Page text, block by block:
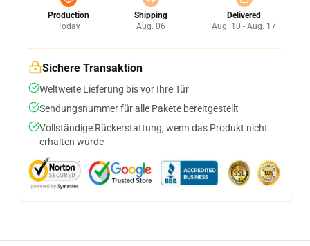
Production
Today
Shipping
Aug. 06
Delivered
Aug. 10 - Aug. 17
Sichere Transaktion
Weltweite Lieferung bis vor Ihre Tür
Sendungsnummer für alle Pakete bereitgestellt
Vollständige Rückerstattung, wenn das Produkt nicht
erhalten wurde